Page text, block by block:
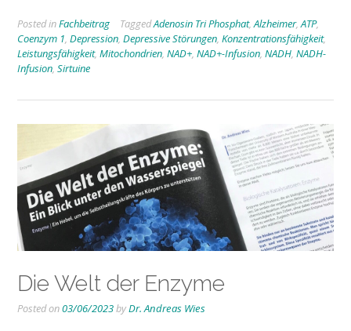
Posted inFachbeitrag TaggedAdenosin Tri Phosphat,Alzheimer,ATP,
Coenzym 1, Depression, Depressive Störungen, Konzentrationsfähigkeit,
Leistungsfähigkeit, Mitochondrien, NAD+, NAD+-Infusion, NADH, NADH-
Infusion, Sirtuine
Die Welt der Enzyme
Posted on03/06/2023byDr. Andreas Wies